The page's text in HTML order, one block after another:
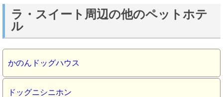
ラ・スイート周辺の他のペットホテ
ル
かのんドッグハウス
ドッグニシニホン